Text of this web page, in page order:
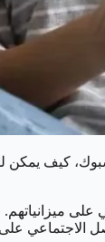
كيف
على
على